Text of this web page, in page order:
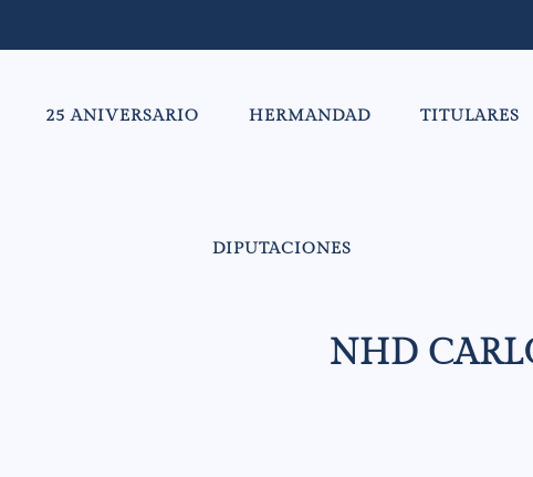
25 ANIVERSARIO HERMANDAD TITULARES
DIPUTACIONES
NHD